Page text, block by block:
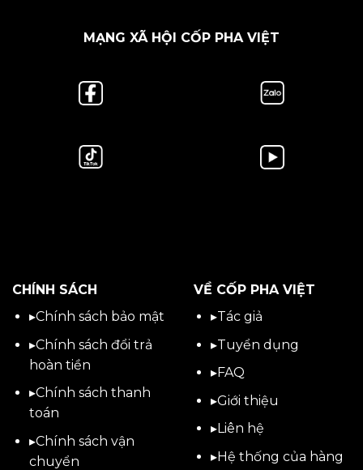
MẠNG XÃ HỘI CỐP PHA VIỆT
CHÍNH SÁCH
▸Chính sách bảo mật
▸Chính sách đổi trả
hoàn tiền
▸Chính sách thanh
toán
▸Chính sách vận
chuyển
VỀ CỐP PHA VIỆT
▸Tác giả
▸Tuyển dụng
▸FAQ
▸Giới thiệu
▸Liên hệ
▸Hệ thống của hàng